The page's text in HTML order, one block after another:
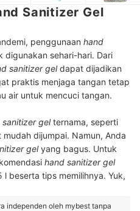
Sanitizer Gel
penggunaan hand
digunakan sehari-hari. Dari
sanitizer geldapat dijadikan
praktis menjaga tangan tetap
air untuk mencuci tangan.
sanitizer gelternama, seperti
dijumpai. Namun, Anda
gelyang bagus. Untuk
hand sanitizer gel
beserta tips memilihnya. Yuk,
independen oleh mybest tanpa